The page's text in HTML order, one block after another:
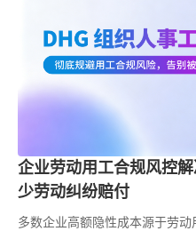
企业劳动用工合规风控
少劳动纠纷赔付
多数企业高额隐性成本源于劳动